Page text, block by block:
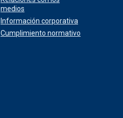
medios
Información corporativa
Cumplimiento normativo